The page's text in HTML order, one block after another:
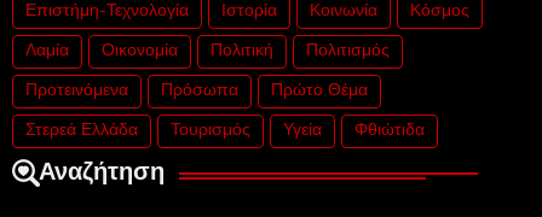
Επιστήμη-Τεχνολογία Ιστορία Κοινωνία Κόσμος
Λαμία Οικονομία Πολιτική Πολιτισμός
Προτεινόμενα Πρόσωπα Πρώτο Θέμα
Στερεά Ελλάδα Τουρισμός Υγεία Φθιώτιδα
Αναζήτηση